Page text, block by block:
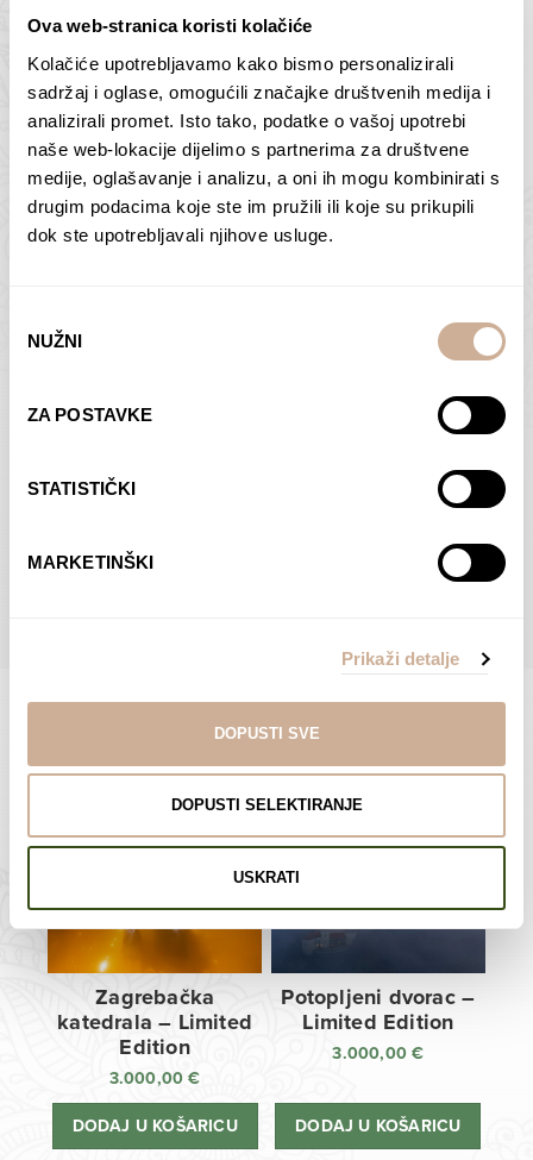
Ova web-stranica koristi kolačiće
Kolačiće upotrebljavamo kako bismo personalizirali
sadržaj i oglase, omogućili značajke društvenih medija i
analizirali promet. Isto tako, podatke o vašoj upotrebi
naše web-lokacije dijelimo s partnerima za društvene
medije, oglašavanje i analizu, a oni ih mogu kombinirati s
drugim podacima koje ste im pružili ili koje su prikupili
dok ste upotrebljavali njihove usluge.
pristanka
NUŽNI
ZA POSTAVKE
STATISTIČKI
MARKETINŠKI
Prikaži detalje
DOPUSTI SVE
DOPUSTI SELEKTIRANJE
USKRATI
Butan – ljudi 2
75,00€ – 138,00€Raspon
cijena:
od
75,00 €
138,00 €
ODABERI OPCIJE
Antarktika – krajolik
2
75,00€ – 138,00€Raspon
cijena:
od
ODABERI OPCIJE
Dolac
ODABERI OPCIJE
Moreškanti – sjena
€Raspon
od
75,00 €
do
138,00 €
ODABERI OPCIJE
POGLEDAJTE SVE PROIZVODE U OVOJ KATEGORIJI
Limited Edition Fotografije
Zagrebačka
katedrala – Limited
Edition
3.000,00€
DODAJ U KOŠARICU
Potopljeni dvorac –
Limited Edition
3.000,00€
DODAJ U KOŠARICU